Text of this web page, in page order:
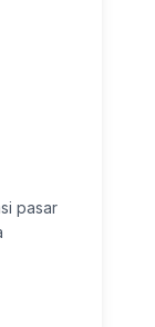
pasar